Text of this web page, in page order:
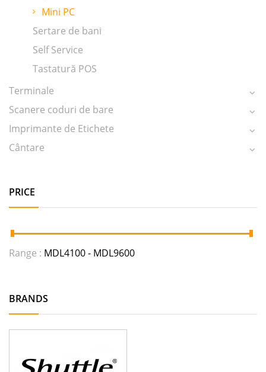
Mini PC
Sertare de bani
Self Service
Tastatură POS
Terminale
Scanere coduri de bare
Imprimante de Etichete
Cântare
PRICE
Range : MDL4100 - MDL9600
BRANDS